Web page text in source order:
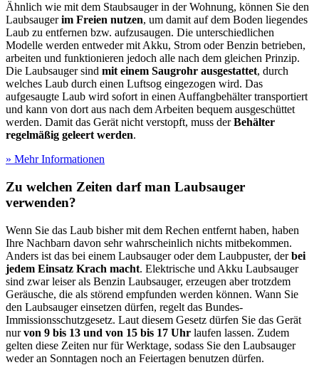
Ähnlich wie mit dem Staubsauger in der Wohnung, können Sie den
Laubsaugerim Freien nutzen, um damit auf dem Boden liegendes
Laub zu entfernen bzw. aufzusaugen. Die unterschiedlichen
Modelle werden entweder mit Akku, Strom oder Benzin betrieben,
arbeiten und funktionieren jedoch alle nach dem gleichen Prinzip.
Die Laubsauger sind mit einem Saugrohr ausgestattet, durch
welches Laub durch einen Luftsog eingezogen wird. Das
aufgesaugte Laub wird sofort in einen Auffangbehälter transportiert
und kann von dort aus nach dem Arbeiten bequem ausgeschüttet
werden. Damit das Gerät nicht verstopft, muss derBehälter
regelmäßig geleert werden.
» Mehr Informationen
Zu welchen Zeiten darf man Laubsauger
verwenden?
Wenn Sie das Laub bisher mit dem Rechen entfernt haben, haben
Ihre Nachbarn davon sehr wahrscheinlich nichts mitbekommen.
Anders ist das bei einem Laubsauger oder dem Laubpuster, derbei
jedem Einsatz Krach macht. Elektrische und Akku Laubsauger
sind zwar leiser als Benzin Laubsauger, erzeugen aber trotzdem
Geräusche, die als störend empfunden werden können. Wann Sie
den Laubsauger einsetzen dürfen, regelt das Bundes-
Immissionsschutzgesetz. Laut diesem Gesetz dürfen Sie das Gerät
nurvon 9 bis 13 und von 15 bis 17 Uhr laufen lassen. Zudem
gelten diese Zeiten nur für Werktage, sodass Sie den Laubsauger
weder an Sonntagen noch an Feiertagen benutzen dürfen.